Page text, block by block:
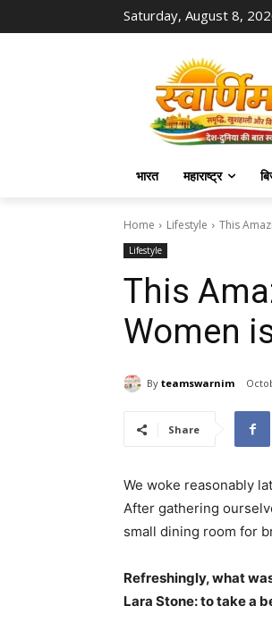
Saturday, August 8,
भारत महाराष्ट्र
Home Lifestyle This
Lifestyle
This
Women
By teamswarnim
Share
We woke reasonably
After gathering
small dining room for
Refreshingly, what
Lara Stone: to take a